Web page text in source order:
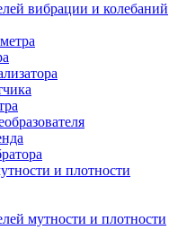
вибрации и колебаний
и плотности
мутности и плотности